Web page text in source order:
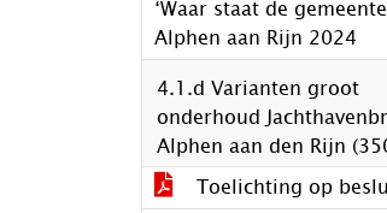
‘Waar staat de gemeente
Alphen aan Rijn 2024
4.1.d Varianten groot
onderhoud
Alphen aan den Rijn
Toelichting op